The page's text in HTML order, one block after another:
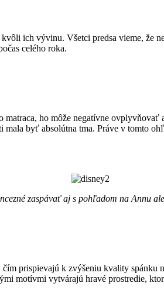
ich vývinu. Všetci predsa vieme, že
celého roka.
ho môže negatívne
mala byť absolútna tma. Práve v tomto
zaspávať aj s pohľadom na Annu
prispievajú k zvýšeniu kvality
motívmi vytvárajú hravé prostredie,